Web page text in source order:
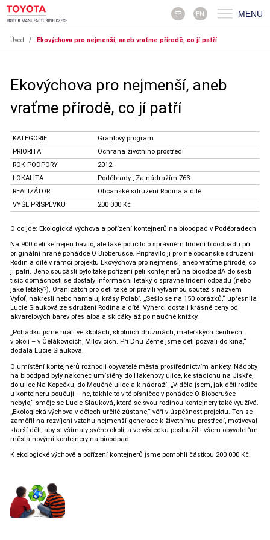
EN MENU
Úvod / Ekovýchova pro nejmenší, aneb vraťme přírodě, co jí patří
Ekovýchova pro nejmenší, aneb
vraťme přírodě, co jí patří
KATEGORIE
Grantový program
PRIORITA
Ochrana životního prostředí
ROK PODPORY
2012
LOKALITA
Poděbrady , Za nádražím 763
REALIZÁTOR
Občanské sdružení Rodina a dítě
VÝŠE PŘÍSPĚVKU
200 000 Kč
O co jde: Ekologická výchova a pořízení kontejnerů na bioodpad v Poděbradech
Na 900 dětí se nejen bavilo, ale také poučilo o správném třídění bioodpadu při
originální hrané pohádce O Bioberušce. Připravilo ji pro ně občanské sdružení
Rodin a dítě v rámci projektu Ekovýchova pro nejmenší, aneb vraťme přírodě, co
jí patří. Jeho součástí bylo také pořízení pěti kontejnerů na bioodpadA do šesti
tisíc domácností se dostaly informační letáky o správné třídění odpadu (nebo
jaké letáky?). Oranizátoři pro děti také připravili výtvarnou soutěž s názvem
Vyfoť, nakresli nebo namaluj krásy Polabí. „Sešlo se na 150 obrázků,“ upřesnila
Lucie Slauková ze sdružení Rodina a dítě. Výherci dostali krásné ceny od
akvarelových barev přes alba a skicáky až po naučné knížky.
„Pohádku jsme hráli ve školách, školních družinách, mateřských centrech
v okolí – v Čelákovicích, Milovicích. Při Dnu Země jsme děti pozvali do kina,“
dodala Lucie Slauková.
O umístění kontejnerů rozhodli obyvatelé města prostřednictvím ankety. Nádoby
na bioodpad byly nakonec umístěny do Hakenovy ulice, ke stadionu na Jiskře,
do ulice Na Kopečku, do Moučné ulice a k nádraží. „Viděla jsem, jak děti rodiče
u kontejneru poučují – ne, takhle to v té písničce v pohádce O Bioberušce
nebylo,“ směje se Lucie Slauková, která se svou rodinou kontejnery také využívá.
„Ekologická výchova v dětech určitě zůstane,“ věří v úspěšnost projektu. Ten se
zaměřil na rozvíjení vztahu nejmenší generace k životnímu prostředí, motivoval
starší děti, aby si všímaly svého okolí, a ve výsledku posloužil i všem obyvatelům
města novými kontejnery na bioodpad.
K ekologické výchově a pořízení kontejnerů jsme pomohli částkou 200 000 Kč.